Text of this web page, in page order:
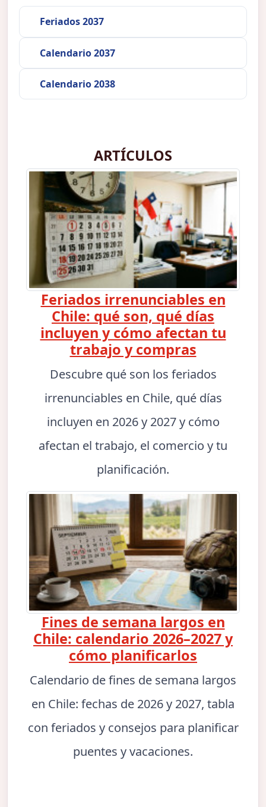
Feriados 2037
Calendario 2037
Calendario 2038
ARTÍCULOS
Feriados irrenunciables en
Chile: qué son, qué días
incluyen y cómo afectan tu
trabajo y compras
Descubre qué son los feriados
irrenunciables en Chile, qué días
incluyen en 2026 y 2027 y cómo
afectan el trabajo, el comercio y tu
planificación.
Fines de semana largos en
Chile: calendario 2026–2027 y
cómo planificarlos
Calendario de fines de semana largos
en Chile: fechas de 2026 y 2027, tabla
con feriados y consejos para planificar
puentes y vacaciones.